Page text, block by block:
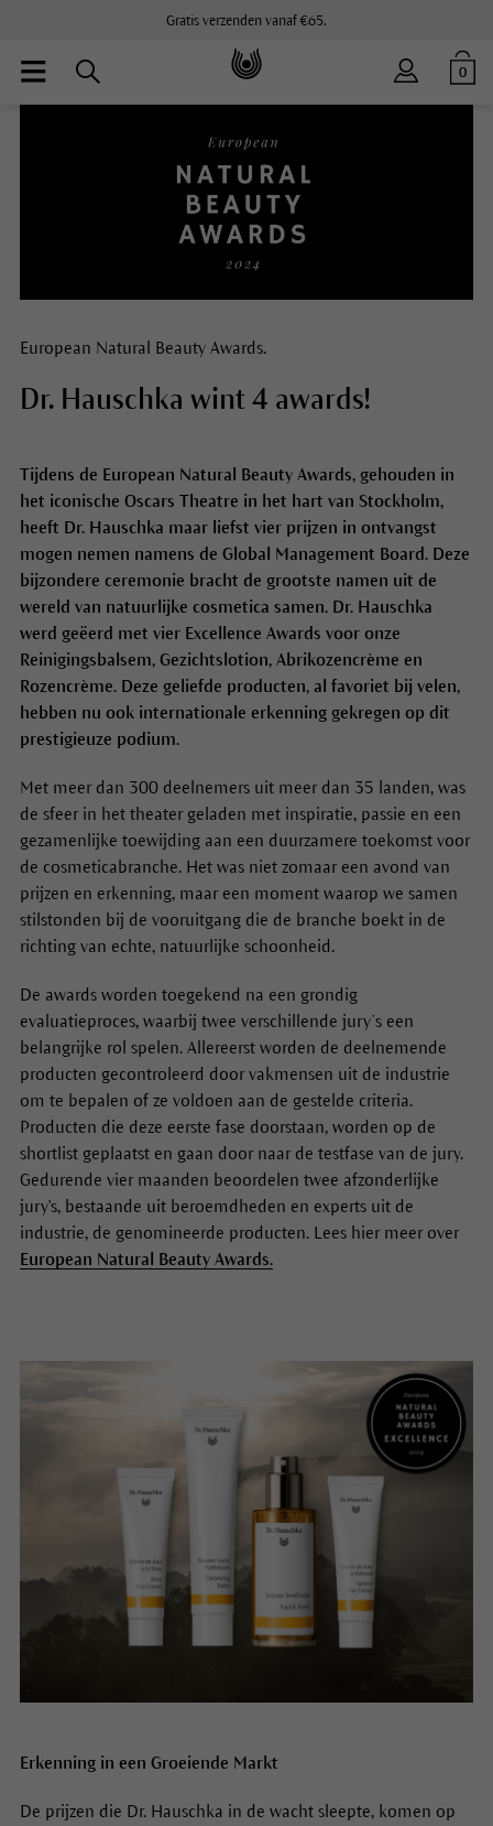
Gratis verzenden vanaf €65.
0
European Natural Beauty Awards.
Dr. Hauschka wint 4 awards!
Tijdens de European Natural Beauty Awards, gehouden in
het iconische Oscars Theatre in het hart van Stockholm,
heeft Dr. Hauschka maar liefst vier prijzen in ontvangst
mogen nemen namens de Global Management Board. Deze
bijzondere ceremonie bracht de grootste namen uit de
wereld van natuurlijke cosmetica samen. Dr. Hauschka
werd geëerd met vier Excellence Awards voor onze
Reinigingsbalsem, Gezichtslotion, Abrikozencrème en
Rozencrème. Deze geliefde producten, al favoriet bij velen,
hebben nu ook internationale erkenning gekregen op dit
prestigieuze podium.
Met meer dan 300 deelnemers uit meer dan 35 landen, was
de sfeer in het theater geladen met inspiratie, passie en een
gezamenlijke toewijding aan een duurzamere toekomst voor
de cosmeticabranche. Het was niet zomaar een avond van
prijzen en erkenning, maar een moment waarop we samen
stilstonden bij de vooruitgang die de branche boekt in de
richting van echte, natuurlijke schoonheid.
De awards worden toegekend na een grondig
evaluatieproces, waarbij twee verschillende jury’s een
belangrijke rol spelen. Allereerst worden de deelnemende
producten gecontroleerd door vakmensen uit de industrie
om te bepalen of ze voldoen aan de gestelde criteria.
Producten die deze eerste fase doorstaan, worden op de
shortlist geplaatst en gaan door naar de testfase van de jury.
Gedurende vier maanden beoordelen twee afzonderlijke
jury's, bestaande uit beroemdheden en experts uit de
industrie, de genomineerde producten. Lees hier meer over
European Natural Beauty Awards.
Erkenning in een Groeiende Markt
De prijzen die Dr. Hauschka in de wacht sleepte, komen op